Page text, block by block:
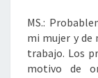
MS.:
mi mujer y de
trabajo. Los
motivo de